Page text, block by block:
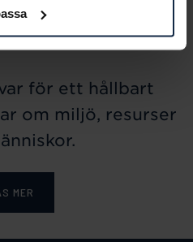
Pris
2 210 kr
för ett hållbart
om miljö, resurser
MER